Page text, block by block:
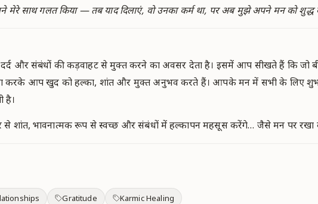
मेरे साथ गलत किया — तब याद दिलाएं, वो उनका कर्म था, पर अब मुझे अपने मन को शुद्ध
और संबंधों की कड़वाहट से मुक्त करने का अवसर देता है। इसमें आप सीखते हैं कि जो
करके आप खुद को हल्का, शांत और मुक्त अनुभव करते हैं। आपके मन में सभी के लिए
है।
शांत, भावनात्मक रूप से स्वच्छ और संबंधों में हल्कापन महसूस करेंगे… जैसे मन पर रखा
Gratitude Karmic Healing